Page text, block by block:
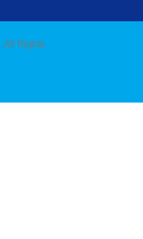
. All Rights